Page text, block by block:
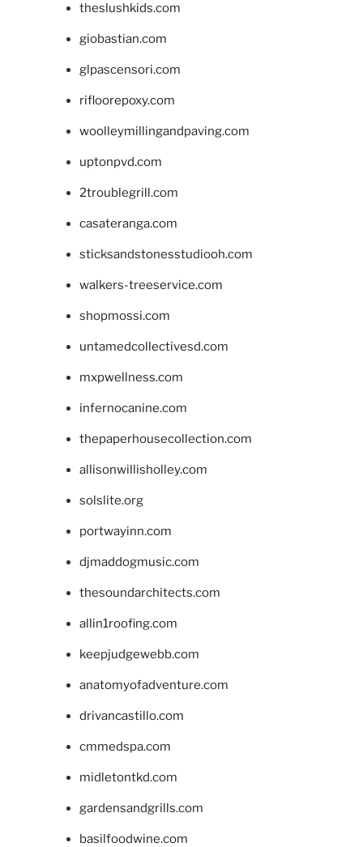
theslushkids.com
giobastian.com
glpascensori.com
rifloorepoxy.com
woolleymillingandpaving.com
uptonpvd.com
2troublegrill.com
casateranga.com
sticksandstonesstudiooh.com
walkers-treeservice.com
shopmossi.com
untamedcollectivesd.com
mxpwellness.com
infernocanine.com
thepaperhousecollection.com
allisonwillisholley.com
solslite.org
portwayinn.com
djmaddogmusic.com
thesoundarchitects.com
allin1roofing.com
keepjudgewebb.com
anatomyofadventure.com
drivancastillo.com
cmmedspa.com
midletontkd.com
gardensandgrills.com
basilfoodwine.com